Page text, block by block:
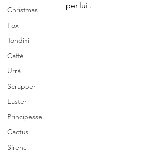
Christmas
Fox
Tondini
Caffè
Urrà
Scrapper
Easter
Principesse
Cactus
Sirene
per lui .